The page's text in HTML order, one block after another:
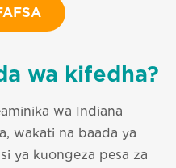
wa kifedha?
wa Indiana
wakati na baada ya
ya kuongeza pesa za